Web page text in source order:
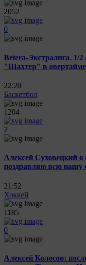
2052
0
Betera-Экстралига. 1/
"Шахтер" в овертайме
22:20
Баскетбол
1204
2
Алексей Суховецкий
поздравляю всю нашу
21:52
Хоккей
1185
0
Алексей Колосов: